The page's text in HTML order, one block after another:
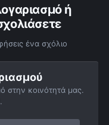
ή
ένα σχόλιο
στην κοινότητά μας.